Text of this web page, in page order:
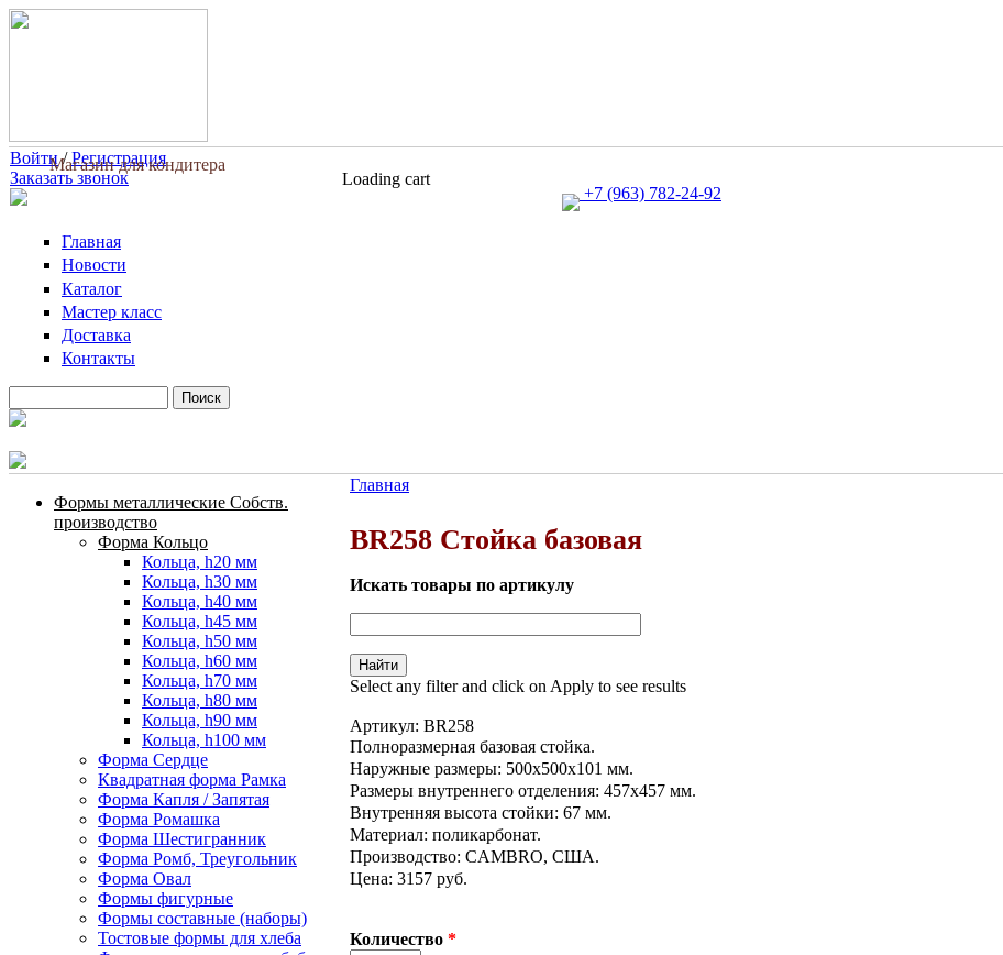
Перейти к основному содержанию
Магазин для кондитера
Войти/Регистрация
Заказать звонок
Loading cart
+7 (963) 782-24-92
Главная
Новости
Каталог
Мастер класс
Доставка
Контакты
Форма поиска
Формы металлические Собств.
производство
Форма Кольцо
Кольца, h20 мм
Кольца, h30 мм
Кольца, h40 мм
Кольца, h45 мм
Кольца, h50 мм
Кольца, h60 мм
Кольца, h70 мм
Кольца, h80 мм
Кольца, h90 мм
Кольца, h100 мм
Форма Сердце
Квадратная форма Рамка
Форма Капля / Запятая
Форма Ромашка
Форма Шестигранник
Форма Ромб, Треугольник
Форма Овал
Формы фигурные
Формы составные (наборы)
Тостовые формы для хлеба
Главная
BR258 Стойка базовая
Искать товары по артикулу
Select any filter and click on Apply to see results
Артикул: BR258
Полноразмерная базовая стойка.
Наружные размеры: 500х500х101 мм.
Размеры внутреннего отделения: 457х457 мм.
Внутренняя высота стойки: 67 мм.
Материал: поликарбонат.
Производство: CAMBRO, США.
Цена: 3157 руб.
Количество *